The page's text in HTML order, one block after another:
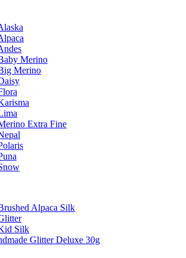
Merino
Merino
Extra Fine
Alpaca Silk
Silk
Glitter Deluxe 30g